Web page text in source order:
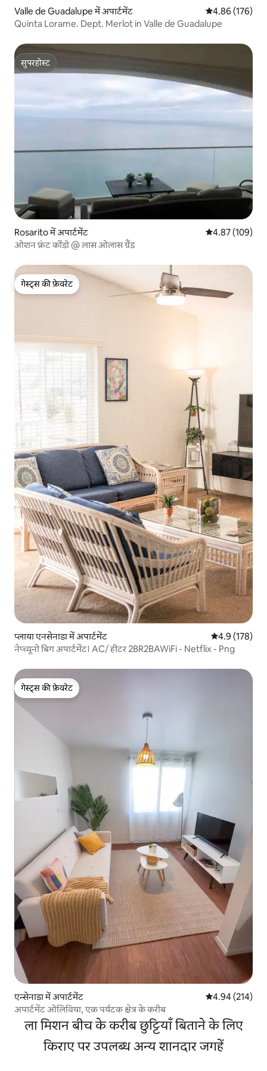
Valle de Guadalupe में अपार्टमेंट औसत रेटिंग 5 में से
4.86 (176)
Quinta Lorame. Dept. Merlot in Valle de Guadalupe
सुपरहोस्ट
सुपरहोस्ट
Rosarito में अपार्टमेंट औसत रेटिंग 5 में से
4.87 (109)
ओशन फ्रंट कोंडो @ लास ओलास ग्रैंड
गेस्ट्स की फ़ेवरेट
गेस्ट्स की फ़ेवरेट
प्लाया एनसेनाडा में अपार्टमेंट औसत रेटिंग 5 में
4.9 (178)
नेप्च्यूनो बिग अपार्टमेंट। AC/ हीटर 2BR2BAWiFi - Netflix - Png
गेस्ट्स की फ़ेवरेट
गेस्ट्स की फ़ेवरेट
एन्सेनाडा में अपार्टमेंट औसत रेटिंग 5 में से
4.94 (214)
अपार्टमेंट ओलिविया, एक पर्यटक क्षेत्र के करीब
ला मिशन बीच के करीब छुट्टियाँ बिताने के लिए
किराए पर उपलब्ध अन्य शानदार जगहें